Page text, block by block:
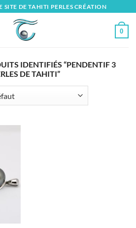
SITE DE TAHITI PERLES CRÉATION
0
IDENTIFIÉS “PENDENTIF 3
DE TAHITI”